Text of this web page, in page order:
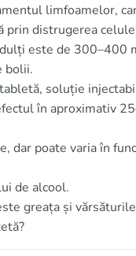
limfoamelor,
prin distrugerea
este de 300–400
bolii.
soluție
în aproximativ
dar poate varia în
de alcool.
greața și